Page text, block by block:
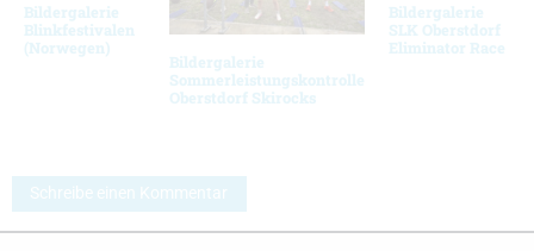
Bildergalerie
Blinkfestivalen
(Norwegen)
Bildergalerie
Sommerleistungskontrolle
Oberstdorf Skirocks
Bildergalerie
SLK Oberstdorf
Eliminator Race
Schreibe einen Kommentar